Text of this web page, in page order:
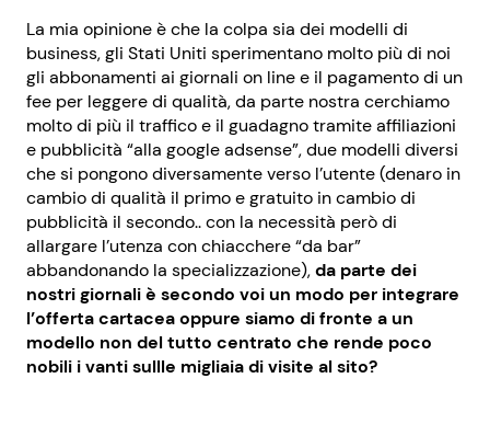
La mia opinione è che la colpa sia dei modelli di
business, gli Stati Uniti sperimentano molto più di noi
gli abbonamenti ai giornali on line e il pagamento di un
fee per leggere di qualità, da parte nostra cerchiamo
molto di più il traffico e il guadagno tramite affiliazioni
e pubblicità “alla google adsense”, due modelli diversi
che si pongono diversamente verso l’utente (denaro in
cambio di qualità il primo e gratuito in cambio di
pubblicità il secondo.. con la necessità però di
allargare l’utenza con chiacchere “da bar”
abbandonando la specializzazione),da parte dei
nostri giornali è secondo voi un modo per integrare
l’offerta cartacea oppure siamo di fronte a un
modello non del tutto centrato che rende poco
nobili i vanti sullle migliaia di visite al sito?